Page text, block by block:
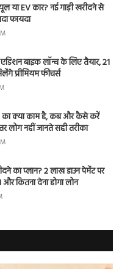
या EV कार? नई गाड़ी खरीदने से
फायदा
बाइक लॉन्च के लिए तैयार, 21
प्रीमियम फीचर्स
का क्या काम है, कब और कैसे करें
लोग नहीं जानते सही तरीका
का प्लान? 2 लाख डाउन पेमेंट पर
कितना देना होगा लोन